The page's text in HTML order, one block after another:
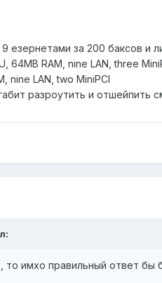
езернетами за 200 баксов и
64MB RAM, nine LAN, three
nine LAN, two MiniPCI
разроутить и отшейпить
имхо правильный ответ бы